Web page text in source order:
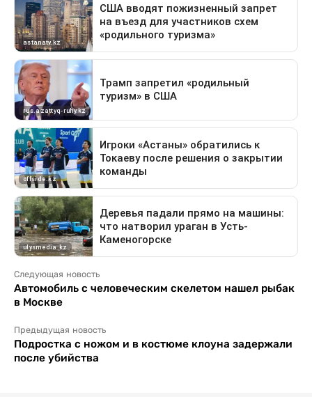
Следующая новость
Автомобиль с человеческим скелетом нашел рыбак
в Москве
Предыдущая новость
Подростка с ножом и в костюме клоуна задержали
после убийства